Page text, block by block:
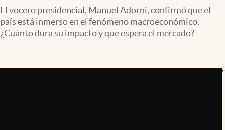
Apertura
El vocero presidencial, Manuel Adorni, confirmó que el
país está inmerso en el fenómeno macroeconómico.
¿Cuánto dura su impacto y que espera el mercado?
"